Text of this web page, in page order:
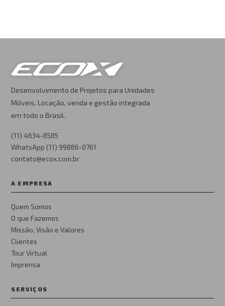
Desenvolvimento de Projetos para Unidades
Móveis. Locação, venda e gestão integrada
em todo o Brasil.
(11) 4634-8585
WhatsApp (11) 99886-0761
contato@ecox.com.br
A EMPRESA
Quem Somos
O que Fazemos
Missão, Visão e Valores
Clientes
Tour Virtual
Imprensa
SERVIÇOS